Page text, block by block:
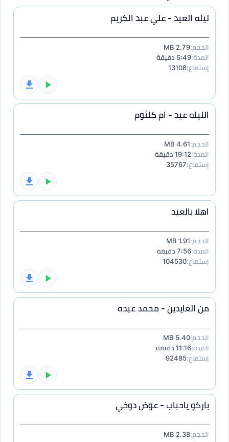
ليله العيد - علي عبد الكريم
الحجم:2.79 MB
المدة:5:49 دقيقة
إستماع:13108
الليله عيد - ام كلثوم
الحجم:4.61 MB
المدة:19:12 دقيقة
إستماع:35767
اهلا بالعيد
الحجم:1.91 MB
المدة:7:56 دقيقة
إستماع:104530
من العايدين - محمد عبده
الحجم:5.40 MB
المدة:11:16 دقيقة
إستماع:92485
باركو ياحباب - عوض دوخي
الحجم:2.38 MB